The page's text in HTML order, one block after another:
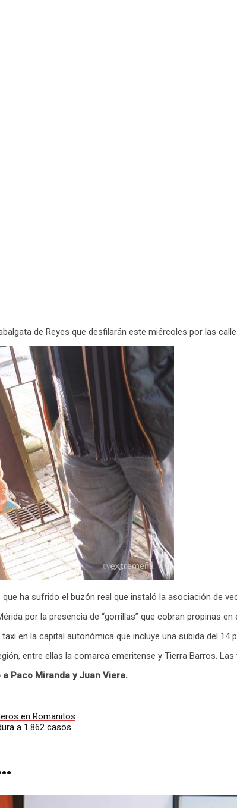
de Reyes que desfilarán este miércoles por las
ha sufrido el buzón real que instaló la asociación de
por la presencia de “gorrillas” que cobran propinas
en la capital autonómica que incluye una subida del
entre ellas la comarca emeritense y Tierra Barros.
Paco Miranda y Juan Viera.
en Romanitos
a 1.862 casos